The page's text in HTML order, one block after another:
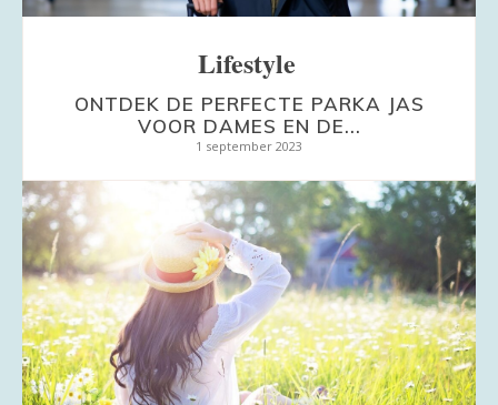
Lifestyle
ONTDEK DE PERFECTE PARKA JAS
VOOR DAMES EN DE...
1 september 2023